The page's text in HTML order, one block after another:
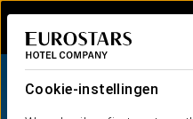
Cookie-instellingen